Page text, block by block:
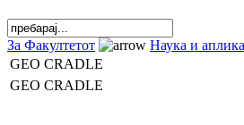
За Факултетот Наука и
GEO CRADLE
GEO CRADLE